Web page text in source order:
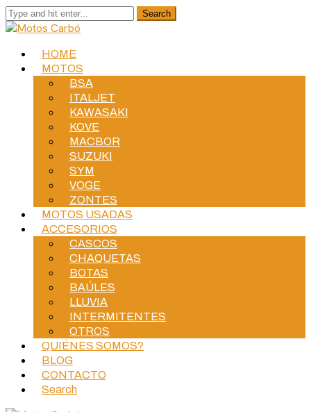
HOME
MOTOS
BSA
ITALJET
KAWASAKI
KOVE
MACBOR
SUZUKI
SYM
VOGE
ZONTES
MOTOS USADAS
ACCESORIOS
CASCOS
CHAQUETAS
BOTAS
BAÚLES
LLUVIA
INTERMITENTES
OTROS
QUIÉNES SOMOS?
BLOG
CONTACTO
Search